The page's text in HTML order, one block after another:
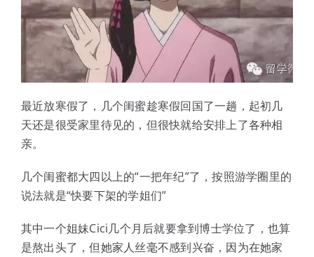
最近放寒假了，几个闺蜜趁寒假回国了一趟，起初几
天还是很受家里待见的，但很快就给安排上了各种相
亲。
几个闺蜜都大四以上的“一把年纪”了，按照游学圈里的
说法就是“快要下架的学姐们”
其中一个姐妹Cici几个月后就要拿到博士学位了，也算
是熬出头了，但她家人丝毫不感到兴奋，因为在她家